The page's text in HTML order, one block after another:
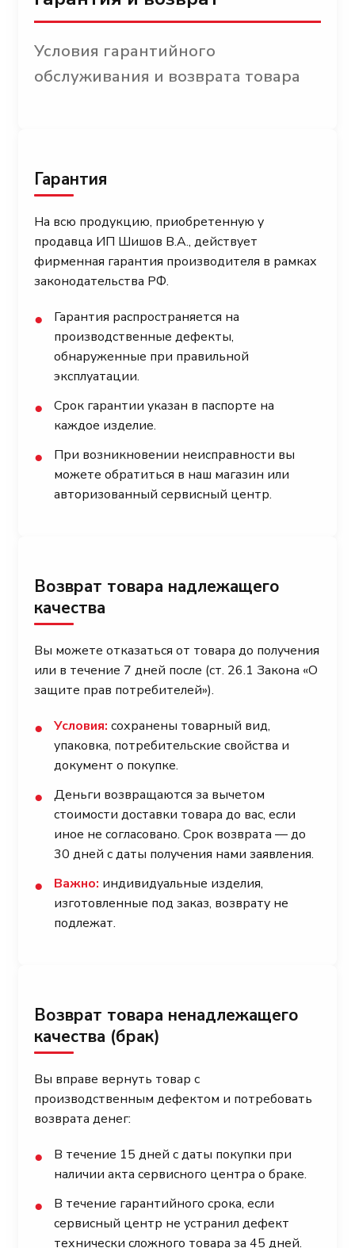
Условия гарантийного
обслуживания и возврата товара
Гарантия
На всю продукцию, приобретенную у
продавца ИП Шишов В.А., действует
фирменная гарантия производителя в рамках
законодательства РФ.
●
Гарантия распространяется на
производственные дефекты,
обнаруженные при правильной
эксплуатации.
●
Срок гарантии указан в паспорте на
каждое изделие.
●
При возникновении неисправности вы
можете обратиться в наш магазин или
авторизованный сервисный центр.
Возврат товара надлежащего
качества
Вы можете отказаться от товара до получения
или в течение 7 дней после (ст. 26.1 Закона «О
защите прав потребителей»).
● Условия: сохранены товарный вид,
упаковка, потребительские свойства и
документ о покупке.
●
Деньги возвращаются за вычетом
стоимости доставки товара до вас, если
иное не согласовано. Срок возврата — до
30 дней с даты получения нами заявления.
● Важно: индивидуальные изделия,
изготовленные под заказ, возврату не
подлежат.
Возврат товара ненадлежащего
качества (брак)
Вы вправе вернуть товар с
производственным дефектом и потребовать
возврата денег:
●
В течение 15 дней с даты покупки при
наличии акта сервисного центра о браке.
●
В течение гарантийного срока, если
сервисный центр не устранил дефект
технически сложного товара за 45 дней.